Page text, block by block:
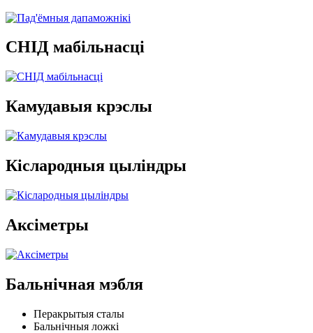
СНІД мабільнасці
Камудавыя крэслы
Кіслародныя цыліндры
Аксіметры
Бальнічная мэбля
Перакрытыя сталы
Бальнічныя ложкі